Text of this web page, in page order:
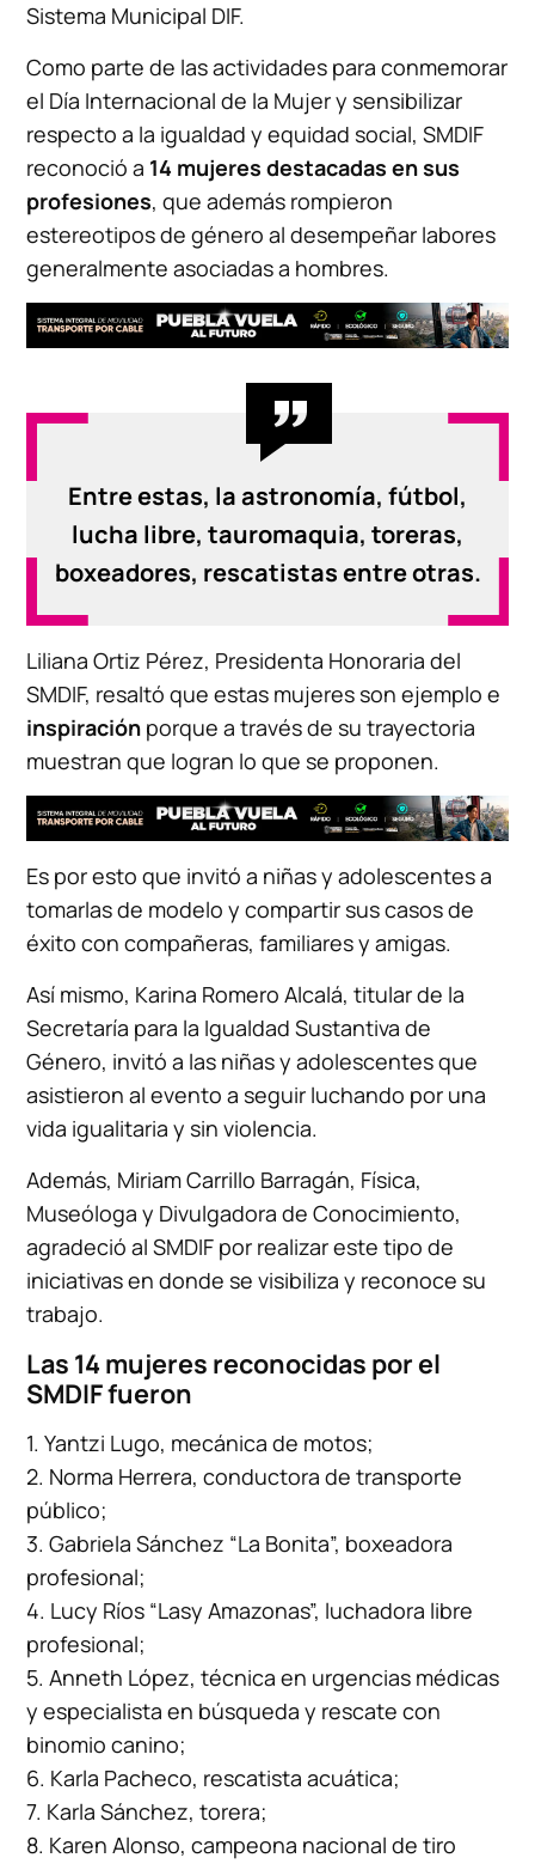
Sistema Municipal DIF.
Como parte de las actividades para conmemorar
el Día Internacional de la Mujer y sensibilizar
respecto a la igualdad y equidad social, SMDIF
reconoció a 14 mujeres destacadas en sus
profesiones, que además rompieron
estereotipos de género al desempeñar labores
generalmente asociadas a hombres.
Entre estas, la astronomía, fútbol,
lucha libre, tauromaquia, toreras,
boxeadores, rescatistas entre otras.
Liliana Ortiz Pérez, Presidenta Honoraria del
SMDIF, resaltó que estas mujeres son ejemplo e
inspiración porque a través de su trayectoria
muestran que logran lo que se proponen.
Es por esto que invitó a niñas y adolescentes a
tomarlas de modelo y compartir sus casos de
éxito con compañeras, familiares y amigas.
Así mismo, Karina Romero Alcalá, titular de la
Secretaría para la Igualdad Sustantiva de
Género, invitó a las niñas y adolescentes que
asistieron al evento a seguir luchando por una
vida igualitaria y sin violencia.
Además, Miriam Carrillo Barragán, Física,
Museóloga y Divulgadora de Conocimiento,
agradeció al SMDIF por realizar este tipo de
iniciativas en donde se visibiliza y reconoce su
trabajo.
Las 14 mujeres reconocidas por el
SMDIF fueron
1. Yantzi Lugo, mecánica de motos;
2. Norma Herrera, conductora de transporte
público;
3. Gabriela Sánchez “La Bonita”, boxeadora
profesional;
4. Lucy Ríos “Lasy Amazonas”, luchadora libre
profesional;
5. Anneth López, técnica en urgencias médicas
y especialista en búsqueda y rescate con
binomio canino;
6. Karla Pacheco, rescatista acuática;
7. Karla Sánchez, torera;
8. Karen Alonso, campeona nacional de tiro